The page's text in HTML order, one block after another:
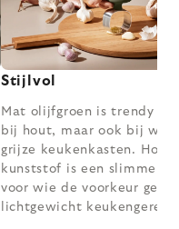
Stijlvol
Mat olijfgroen is trendy –
bij hout, maar ook bij
grijze keukenkasten.
kunststof is een slimme
voor wie de voorkeur geeft
lichtgewicht keukengerei.